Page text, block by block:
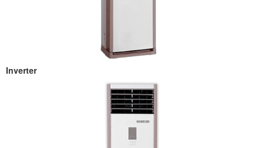
Inverter